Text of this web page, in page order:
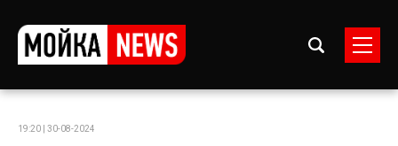
19:20 | 30-08-2024